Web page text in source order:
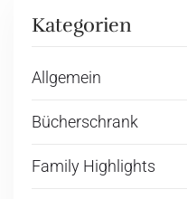
Kategorien
Allgemein
Bücherschrank
Family Highlights